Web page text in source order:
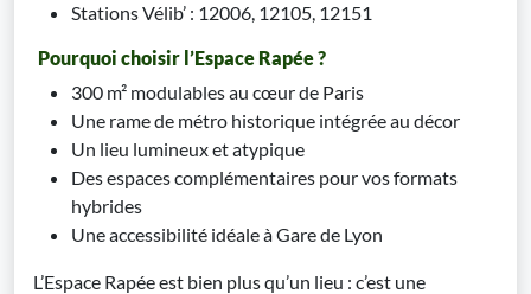
Stations Vélib’ : 12006, 12105, 12151
Pourquoi choisir l’Espace Rapée ?
300 m² modulables au cœur de Paris
Une rame de métro historique intégrée au décor
Un lieu lumineux et atypique
Des espaces complémentaires pour vos formats
hybrides
Une accessibilité idéale à Gare de Lyon
L’Espace Rapée est bien plus qu’un lieu : c’est une